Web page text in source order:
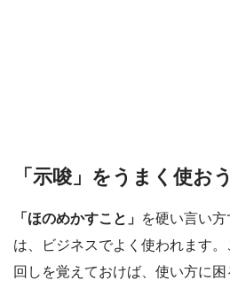
「示唆」をうまく使おう
「ほのめかすこと」 を硬い言い方
は、ビジネスでよく使われます
回しを覚えておけば、使い方に困